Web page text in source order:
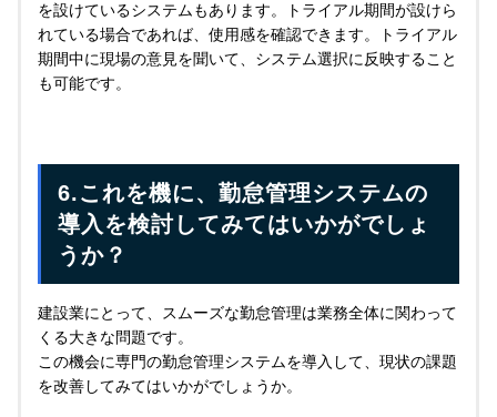
を設けているシステムもあります。トライアル期間が設けら
れている場合であれば、使用感を確認できます。トライアル
期間中に現場の意見を聞いて、システム選択に反映すること
も可能です。
6.これを機に、勤怠管理システムの
導入を検討してみてはいかがでしょ
うか？
建設業にとって、スムーズな勤怠管理は業務全体に関わって
くる大きな問題です。
この機会に専門の勤怠管理システムを導入して、現状の課題
を改善してみてはいかがでしょうか。